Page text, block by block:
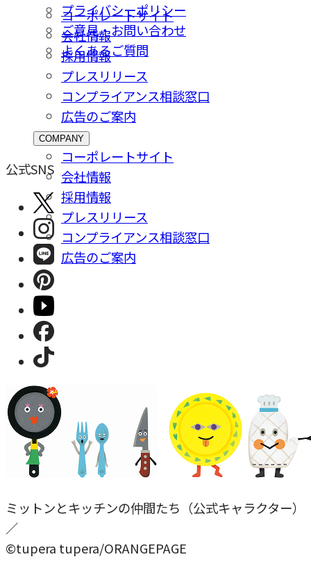
プライバシーポリシー
ご意⾒・お問い合わせ
よくあるご質問
コーポレートサイト
会社情報
採⽤情報
プレスリリース
コンプライアンス相談窓⼝
広告のご案内
COMPANY
コーポレートサイト
会社情報
採⽤情報
プレスリリース
コンプライアンス相談窓⼝
広告のご案内
公式SNS
ミットンとキッチンの仲間たち（公式キャラクター）
／
©tupera tupera/ORANGEPAGE